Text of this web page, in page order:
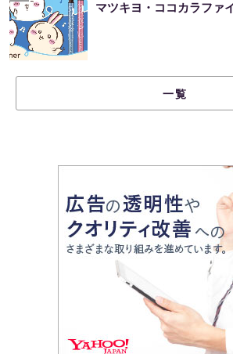
マツキヨ・ココカラファ
一覧